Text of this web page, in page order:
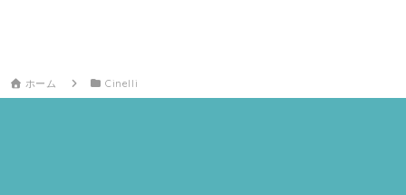
ホーム Cinelli